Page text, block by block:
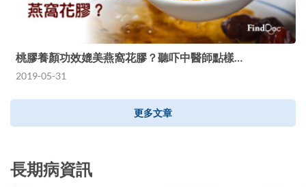
桃膠養顏功效媲美燕窩花膠？聽吓中醫師點樣…
2019-05-31
更多文章
長期病資訊